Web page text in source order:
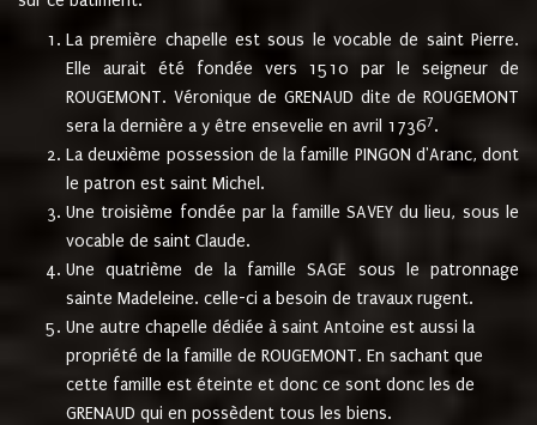
La première chapelle est sous le vocable de saint Pierre.
Elle aurait été fondée vers 1510 par le seigneur de
ROUGEMONT. Véronique de GRENAUD dite de ROUGEMONT
sera la dernière a y être ensevelie en avril 17367.
La deuxième possession de la famille PINGON d'Aranc, dont
le patron est saint Michel.
Une troisième fondée par la famille SAVEY du lieu, sous le
vocable de saint Claude.
Une quatrième de la famille SAGE sous le patronnage
sainte Madeleine. celle-ci a besoin de travaux rugent.
Une autre chapelle dédiée à saint Antoine est aussi la
propriété de la famille de ROUGEMONT. En sachant que
cette famille est éteinte et donc ce sont donc les de
GRENAUD qui en possèdent tous les biens.